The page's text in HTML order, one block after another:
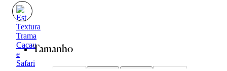
Tamanho